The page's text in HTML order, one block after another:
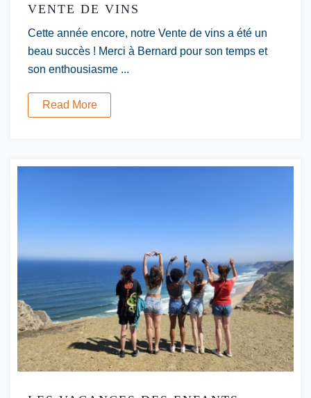
VENTE DE VINS
Cette année encore, notre Vente de vins a été un
beau succès ! Merci à Bernard pour son temps et
son enthousiasme ...
Read More